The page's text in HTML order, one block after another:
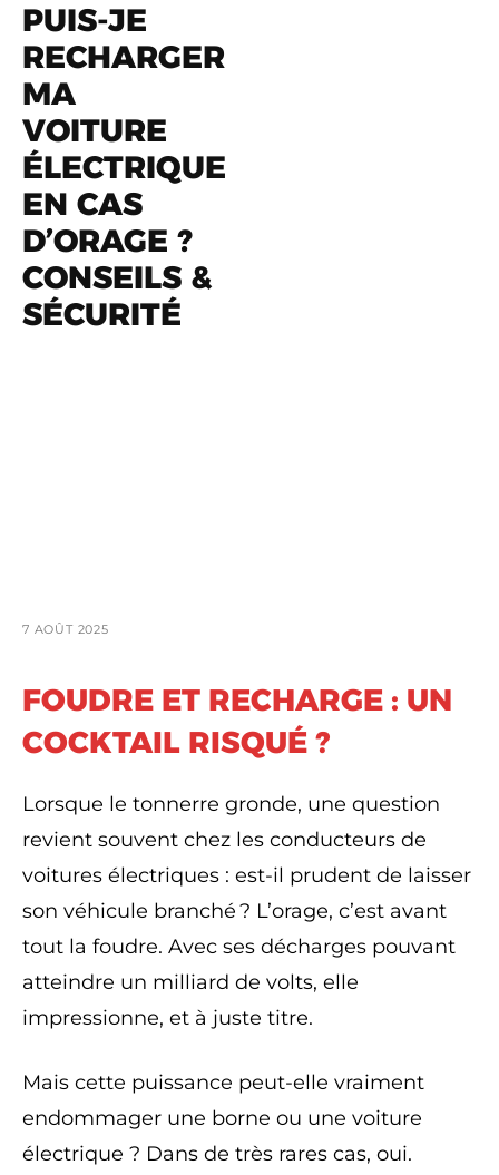
PUIS-JE
RECHARGER
MA
VOITURE
ÉLECTRIQUE
EN CAS
D’ORAGE ?
CONSEILS &
SÉCURITÉ
7 AOÛT 2025
FOUDRE ET RECHARGE : UN
COCKTAIL RISQUÉ ?
Lorsque le tonnerre gronde, une question
revient souvent chez les conducteurs de
voitures électriques : est-il prudent de laisser
son véhicule branché ? L’orage, c’est avant
tout la foudre. Avec ses décharges pouvant
atteindre un milliard de volts, elle
impressionne, et à juste titre.
Mais cette puissance peut-elle vraiment
endommager une borne ou une voiture
électrique ? Dans de très rares cas, oui.